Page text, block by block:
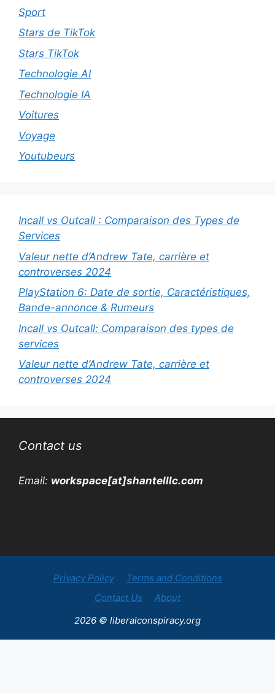
Sport
Stars de TikTok
Stars TikTok
Technologie AI
Technologie IA
Voitures
Voyage
Youtubeurs
Incall vs Outcall : Comparaison des Types de
Services
Valeur nette d’Andrew Tate, carrière et
controverses 2024
PlayStation 6: Date de sortie, Caractéristiques,
Bande-annonce & Rumeurs
Incall vs Outcall: Comparaison des types de
services
Valeur nette d’Andrew Tate, carrière et
controverses 2024
Contact us
Email: workspace[at]shantelllc.com
Privacy Policy
Terms and Conditions
Contact Us
About
2026 © liberalconspiracy.org